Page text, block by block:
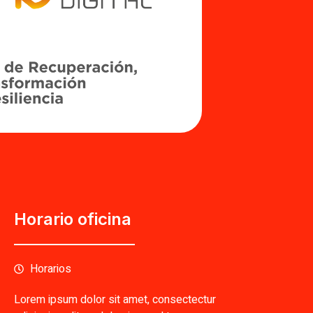
Horario oficina
Horarios
Lorem ipsum dolor sit amet, consectectur